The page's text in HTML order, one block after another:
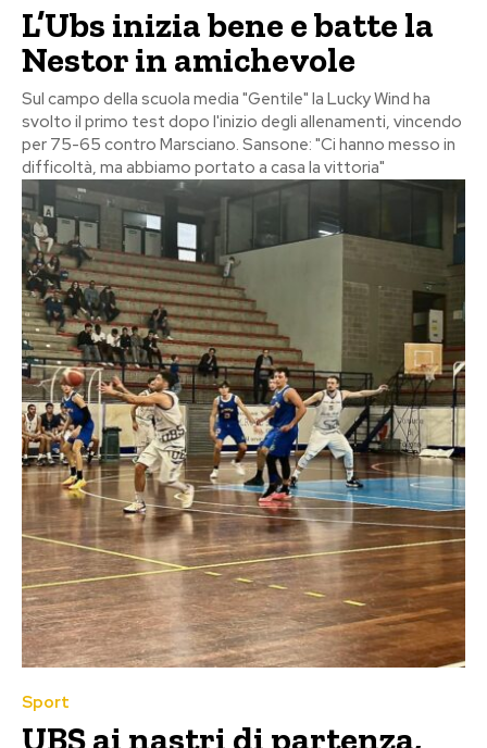
L’Ubs inizia bene e batte la
Nestor in amichevole
Sul campo della scuola media "Gentile" la Lucky Wind ha
svolto il primo test dopo l'inizio degli allenamenti, vincendo
per 75-65 contro Marsciano. Sansone: "Ci hanno messo in
difficoltà, ma abbiamo portato a casa la vittoria"
Sport
UBS ai nastri di partenza,